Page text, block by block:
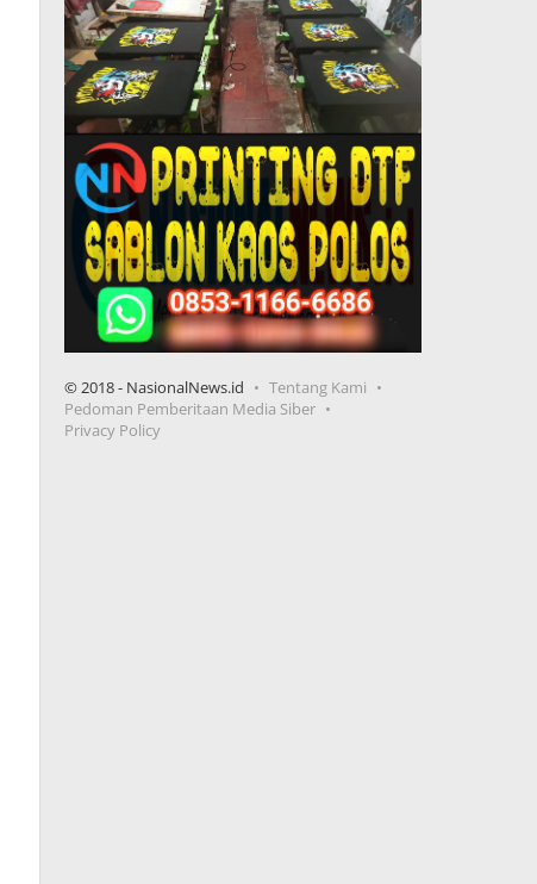
© 2018 - NasionalNews.id
Tentang Kami
Pedoman Pemberitaan Media Siber
Privacy Policy